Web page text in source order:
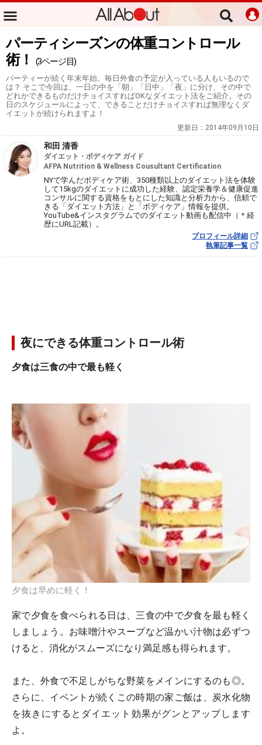
パーティシーズンの体重コントロール
術！
(3ページ目)
パーティーが続く年末年始。毎日外食の予定が入っている人もいるので
は？ そこで今回は、一日の中を「朝」「日中」「夜」に分け、その中で
どれかできるものだけチョイスすればOKなダイエット法をご紹介。その
日のスケジュールによって、できることだけチョイスすれば無理なくダ
イエットが続けられますよ！
更新日： 2014年09月10日
和田 清香
ダイエット・ボディケア ガイド
AFPA Nutrition & Wellness Cousultant Certification
NYで学んだボディケア術、350種類以上のダイエット法を体験
して15kgのダイエットに成功した経験、認定栄養学＆健康促進
コンサルに関する資格をもとにした知識と分析力から、信頼で
きる「ダイエット方法」と「ボディケア」情報を提供。
YouTube&インスタグラムでのダイエット動画も配信中（＊経
歴にURL記載）。
プロフィール詳細
執筆記事一覧
夜にできる体重コントロール術
夕食は三食の中で最も軽く
夕食は早めに軽く！
家で夕食を食べられる日は、三食の中で夕食を最も軽く
しましょう。お味噌汁やスープなど温かい汁物は必ずつ
けると、消化がスムーズになり満足感も得られます。
また、外食で不足しがちな野菜をメインにするのも◎。
さらに、イベントが続くこの時期の家ご飯は、炭水化物
を抜きにするとダイエット効果がグンとアップします
よ。